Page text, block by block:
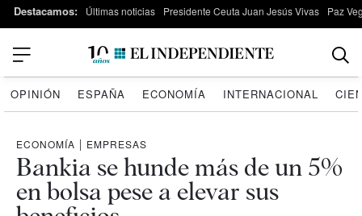
Destacamos: Últimas noticias Presidente Ceuta Juan Jesús Vivas Paz
OPINIÓN ESPAÑA ECONOMÍA INTERNACIONAL
ECONOMÍA | EMPRESAS
Bankia se hunde más de un 5%
en bolsa pese a elevar sus